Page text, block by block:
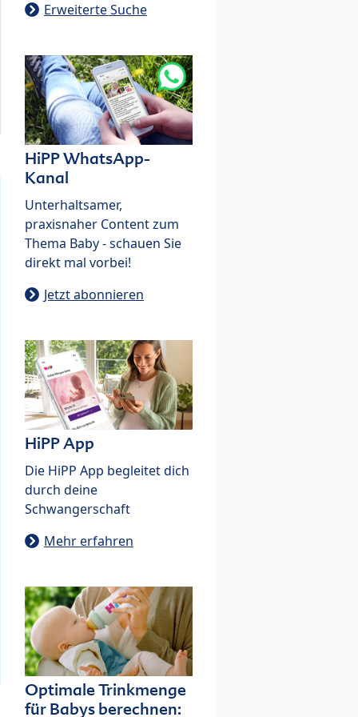
Erweiterte Suche
HiPP WhatsApp-
Kanal
Unterhaltsamer,
praxisnaher Content zum
Thema Baby - schauen Sie
direkt mal vorbei!
Jetzt abonnieren
HiPP App
Die HiPP App begleitet dich
durch deine
Schwangerschaft
Mehr erfahren
Optimale Trinkmenge
für Babys berechnen: